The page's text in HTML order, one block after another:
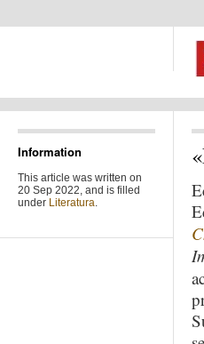
Information
This article was written on
20 Sep 2022, and is filled
under Literatura.